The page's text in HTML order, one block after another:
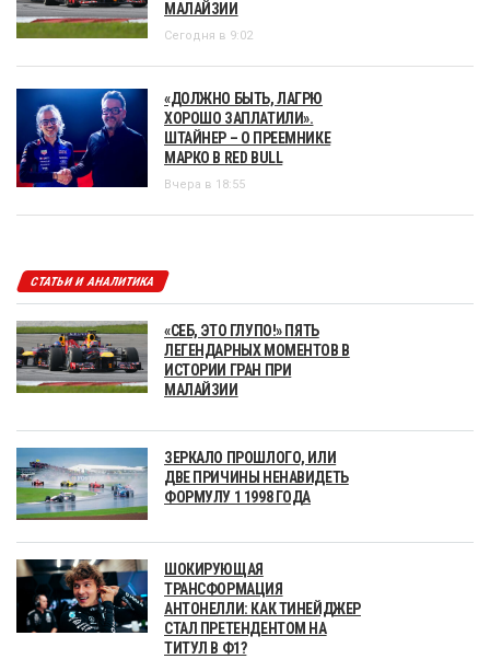
МАЛАЙЗИИ
Сегодня в 9:02
«ДОЛЖНО БЫТЬ, ЛАГРЮ
ХОРОШО ЗАПЛАТИЛИ».
ШТАЙНЕР – О ПРЕЕМНИКЕ
МАРКО В RED BULL
Вчера в 18:55
СТАТЬИ И АНАЛИТИКА
«СЕБ, ЭТО ГЛУПО!» ПЯТЬ
ЛЕГЕНДАРНЫХ МОМЕНТОВ В
ИСТОРИИ ГРАН ПРИ
МАЛАЙЗИИ
ЗЕРКАЛО ПРОШЛОГО, ИЛИ
ДВЕ ПРИЧИНЫ НЕНАВИДЕТЬ
ФОРМУЛУ 1 1998 ГОДА
ШОКИРУЮЩАЯ
ТРАНСФОРМАЦИЯ
АНТОНЕЛЛИ: КАК ТИНЕЙДЖЕР
СТАЛ ПРЕТЕНДЕНТОМ НА
ТИТУЛ В Ф1?